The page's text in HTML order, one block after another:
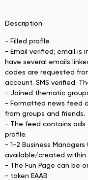
Description:
- Filled profile
- Email verified; email is
have several emails
codes are requested
account. SMS verified.
- Joined thematic
- Formatted news feed
from groups and friends.
- The feed contains ads
profile.
- 1-2 Business
available/created within
- The Fun Page can be
- token EAAB